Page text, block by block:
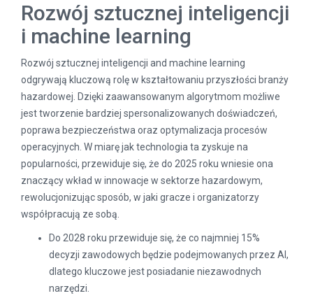
Rozwój sztucznej inteligencji
i machine learning
Rozwój sztucznej inteligencji and machine learning
odgrywają kluczową rolę w kształtowaniu przyszłości branży
hazardowej. Dzięki zaawansowanym algorytmom możliwe
jest tworzenie bardziej spersonalizowanych doświadczeń,
poprawa bezpieczeństwa oraz optymalizacja procesów
operacyjnych. W miarę jak technologia ta zyskuje na
popularności, przewiduje się, że do 2025 roku wniesie ona
znaczący wkład w innowacje w sektorze hazardowym,
rewolucjonizując sposób, w jaki gracze i organizatorzy
współpracują ze sobą.
Do 2028 roku przewiduje się, że co najmniej 15%
decyzji zawodowych będzie podejmowanych przez AI,
dlatego kluczowe jest posiadanie niezawodnych
narzędzi.